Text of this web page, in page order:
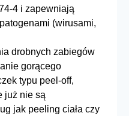
4 i zapewniają
(wirusami,
drobnych zabiegów
gorącego
typu peel-off,
już nie są
jak peeling ciała czy